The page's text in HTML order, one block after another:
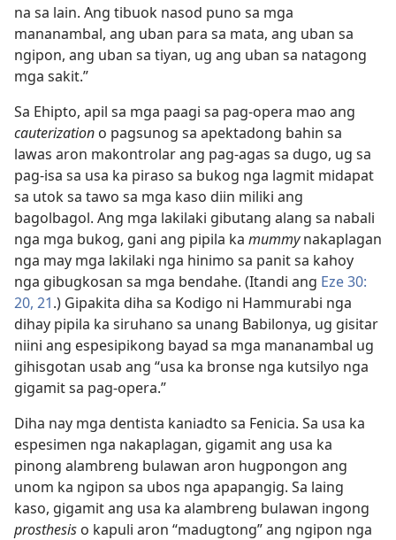
na sa lain. Ang tibuok nasod puno sa mga
mananambal, ang uban para sa mata, ang uban sa
ngipon, ang uban sa tiyan, ug ang uban sa natagong
mga sakit.”
Sa Ehipto, apil sa mga paagi sa pag-opera mao ang
cauterization o pagsunog sa apektadong bahin sa
lawas aron makontrolar ang pag-agas sa dugo, ug sa
pag-isa sa usa ka piraso sa bukog nga lagmit midapat
sa utok sa tawo sa mga kaso diin miliki ang
bagolbagol. Ang mga lakilaki gibutang alang sa nabali
nga mga bukog, gani ang pipila ka mummynakaplagan
nga may mga lakilaki nga hinimo sa panit sa kahoy
nga gibugkosan sa mga bendahe. (Itandi ang Eze 30:​
20, 21.) Gipakita diha sa Kodigo ni Hammurabi nga
dihay pipila ka siruhano sa unang Babilonya, ug gisitar
niini ang espesipikong bayad sa mga mananambal ug
gihisgotan usab ang “usa ka bronse nga kutsilyo nga
gigamit sa pag-opera.”
Diha nay mga dentista kaniadto sa Fenicia. Sa usa ka
espesimen nga nakaplagan, gigamit ang usa ka
pinong alambreng bulawan aron hugpongon ang
unom ka ngipon sa ubos nga apapangig. Sa laing
kaso, gigamit ang usa ka alambreng bulawan ingong
prosthesis o kapuli aron “madugtong” ang ngipon nga